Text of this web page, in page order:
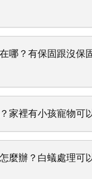
哪？有保固跟沒保
家裡有小孩寵物可
麼辦？白蟻處理可